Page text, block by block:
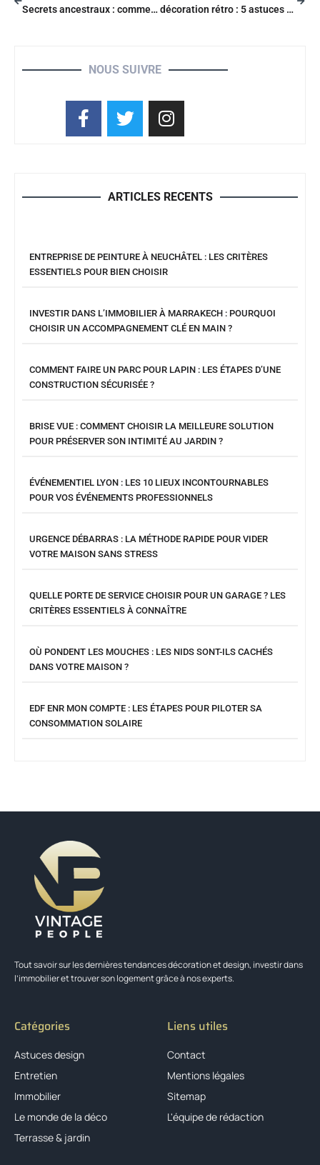
Secrets ancestraux : comment restaurer vos céramiques anciennes à la maison décoration rétro : 5 astuces DIY pour une maison au charme d’antan
NOUS SUIVRE
ARTICLES RECENTS
ENTREPRISE DE PEINTURE À NEUCHÂTEL : LES CRITÈRES
ESSENTIELS POUR BIEN CHOISIR
INVESTIR DANS L’IMMOBILIER À MARRAKECH : POURQUOI
CHOISIR UN ACCOMPAGNEMENT CLÉ EN MAIN ?
COMMENT FAIRE UN PARC POUR LAPIN : LES ÉTAPES D’UNE
CONSTRUCTION SÉCURISÉE ?
BRISE VUE : COMMENT CHOISIR LA MEILLEURE SOLUTION
POUR PRÉSERVER SON INTIMITÉ AU JARDIN ?
ÉVÉNEMENTIEL LYON : LES 10 LIEUX INCONTOURNABLES
POUR VOS ÉVÉNEMENTS PROFESSIONNELS
URGENCE DÉBARRAS : LA MÉTHODE RAPIDE POUR VIDER
VOTRE MAISON SANS STRESS
QUELLE PORTE DE SERVICE CHOISIR POUR UN GARAGE ? LES
CRITÈRES ESSENTIELS À CONNAÎTRE
OÙ PONDENT LES MOUCHES : LES NIDS SONT-ILS CACHÉS
DANS VOTRE MAISON ?
EDF ENR MON COMPTE : LES ÉTAPES POUR PILOTER SA
CONSOMMATION SOLAIRE
Tout savoir sur les dernières tendances décoration et design, investir dans
l’immobilier et trouver son logement grâce à nos experts.
Catégories
Astuces design
Entretien
Immobilier
Le monde de la déco
Terrasse & jardin
Liens utiles
Contact
Mentions légales
Sitemap
L'équipe de rédaction